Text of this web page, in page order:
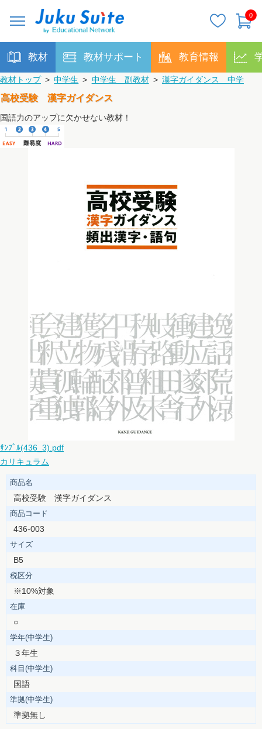
0
教材 教材サポート 教育情報
教材トップ > 中学生 > 中学生 副教材 > 漢字ガイダンス 中学
高校受験 漢字ガイダンス
国語力のアップに欠かせない教材！
ｻﾝﾌﾟﾙ(436_3).pdf
カリキュラム
商品名
高校受験 漢字ガイダンス
商品コード
436-003
サイズ
B5
税区分
※10%対象
在庫
○
学年(中学生)
３年生
科目(中学生)
国語
準拠(中学生)
準拠無し